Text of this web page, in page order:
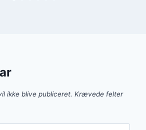
ikke blive publiceret. Krævede felter